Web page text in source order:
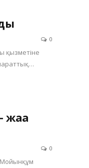
0
қызметіне
0
Мойынқұм